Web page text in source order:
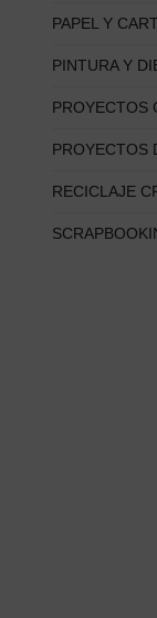
PAPEL Y
PINTURA Y
PROYECTOS
PROYECTOS
RECICLAJE